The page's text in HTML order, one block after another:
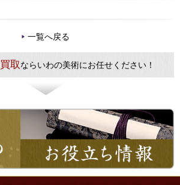
一覧へ戻る
取ならいわの美術にお任せください！